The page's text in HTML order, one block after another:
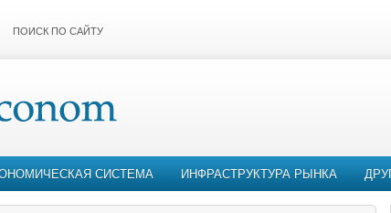
ПОИСК ПО САЙТУ
СИСТЕМА ИНФРАСТРУКТУРА РЫНКА